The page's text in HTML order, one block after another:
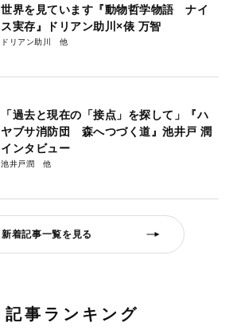
世界を見ています『動物哲学物語 ナイ
ス実存』ドリアン助川×俵 万智
ドリアン助川
「過去と現在の「接点」を探して」『ハ
ヤブサ消防団 森へつづく道』池井戸 潤
インタビュー
池井戸潤
新着記事一覧を見る
記事ランキング